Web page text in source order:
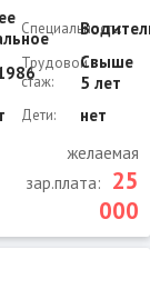
Специальность:
Трудовой
стаж:
Свыше
5 лет
Дети: нет
желаемая
зар.плата:
25
000